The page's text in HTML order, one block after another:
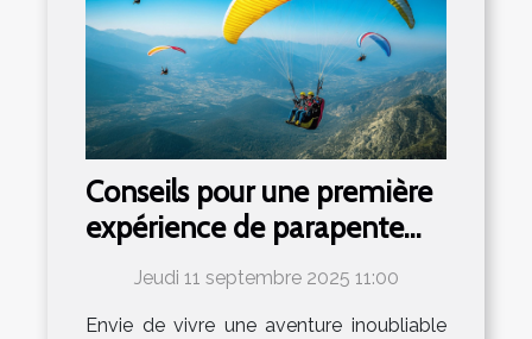
Conseils pour une première
expérience de parapente
familial réussie
Jeudi 11 septembre 2025 11:00
Envie de vivre une aventure inoubliable